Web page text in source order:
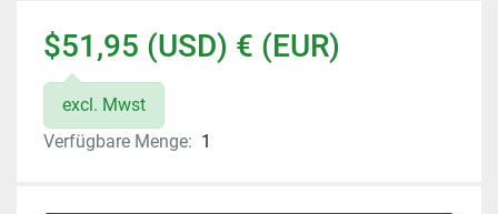
$51,95 (USD) € (EUR)
excl. Mwst
Verfügbare Menge: 1